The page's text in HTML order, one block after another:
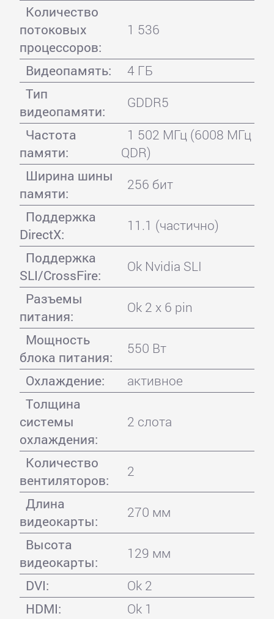
Количество
потоковых
процессоров:
1 536
Видеопамять:
4 ГБ
Тип
видеопамяти:
GDDR5
Частота
памяти:
1 502 МГц (6008 МГц
QDR)
Ширина шины
памяти:
256 бит
Поддержка
DirectX:
11.1 (частично)
Поддержка
SLI/CrossFire:
Ok Nvidia SLI
Разъемы
питания:
Ok 2 x 6 pin
Мощность
блока питания:
550 Вт
Охлаждение:
активное
Толщина
системы
охлаждения:
2 слота
Количество
вентиляторов:
2
Длина
видеокарты:
270 мм
Высота
видеокарты:
129 мм
DVI:
Ok 2
HDMI:
Ok 1